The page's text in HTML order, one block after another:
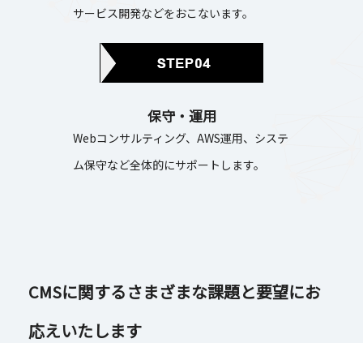
サービス開発などをおこないます。
保守・運用
Webコンサルティング、AWS運用、システ
ム保守など全体的にサポートします。
CMSに関するさまざまな課題と要望にお
応えいたします